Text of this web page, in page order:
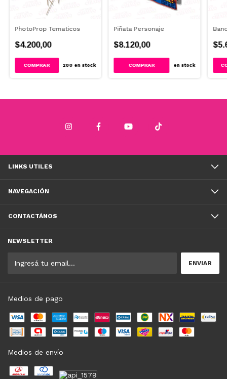
PhotoProp Tematicos
$4.200,00
200 en stock
Piñata Personaje
$8.120,00
COMPRAR en stock
LINKS UTILES
NAVEGACIÓN
CONTACTÁNOS
NEWSLETTER
Medios de pago
Medios de envío